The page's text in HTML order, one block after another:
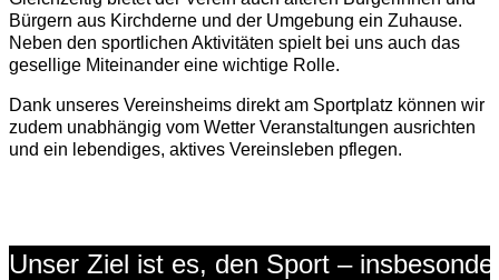
Bürgern aus Kirchderne und der Umgebung ein Zuhause.
Neben den sportlichen Aktivitäten spielt bei uns auch das
gesellige Miteinander eine wichtige Rolle.
Dank unseres Vereinsheims direkt am Sportplatz können wir
zudem unabhängig vom Wetter Veranstaltungen ausrichten
und ein lebendiges, aktives Vereinsleben pflegen.
Unser Ziel ist es, den Sport –